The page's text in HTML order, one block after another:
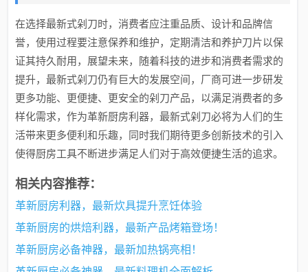
在选择最新式剁刀时，消费者应注重品质、设计和品牌信
誉，使用过程要注意保养和维护，定期清洁和养护刀片以保
证其持久耐用，展望未来，随着科技的进步和消费者需求的
提升，最新式剁刀仍有巨大的发展空间，厂商可进一步研发
更多功能、更便捷、更安全的剁刀产品，以满足消费者的多
样化需求，作为革新厨房利器，最新式剁刀必将为人们的生
活带来更多便利和乐趣，同时我们期待更多创新技术的引入
使得厨房工具不断进步满足人们对于高效便捷生活的追求。
相关内容推荐：
革新厨房利器，最新炊具提升烹饪体验
革新厨房的烘焙利器，最新产品烤箱登场！
革新厨房必备神器，最新加热锅亮相！